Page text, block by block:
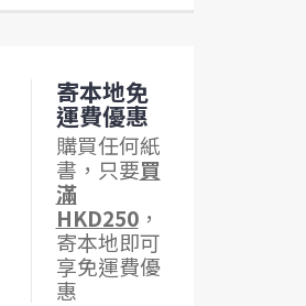
寄本地免
運費優惠
購買任何紙
書，只要買
滿
HKD250，
寄本地即可
享免運費優
惠